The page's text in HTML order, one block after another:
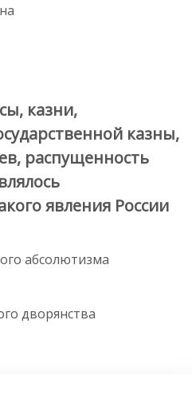
казни,
казны,
распущенность
явления России
абсолютизма
дворянства